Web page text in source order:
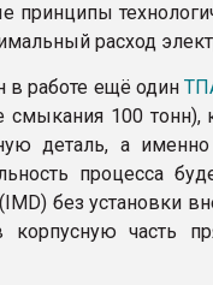
принципы
расход
в работе ещё один
100 тонн),
деталь, а
процесса
без установки
корпусную часть